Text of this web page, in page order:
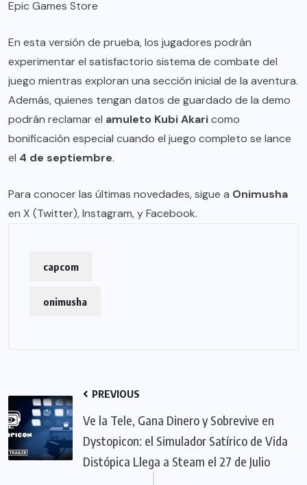
Epic Games Store
En esta versión de prueba, los jugadores podrán
experimentar el satisfactorio sistema de combate del
juego mientras exploran una sección inicial de la aventura.
Además, quienes tengan datos de guardado de la demo
podrán reclamar el amuleto Kubi Akaricomo
bonificación especial cuando el juego completo se lance
el 4 de septiembre.
Para conocer las últimas novedades, sigue a Onimusha
en X (Twitter),Instagram, yFacebook.
capcom
onimusha
PREVIOUS
Ve la Tele, Gana Dinero y Sobrevive en
Dystopicon: el Simulador Satírico de Vida
Distópica Llega a Steam el 27 de Julio